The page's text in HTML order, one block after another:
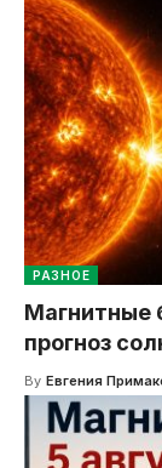
РАЗНОЕ
Магнитные
прогноз
By Евгения